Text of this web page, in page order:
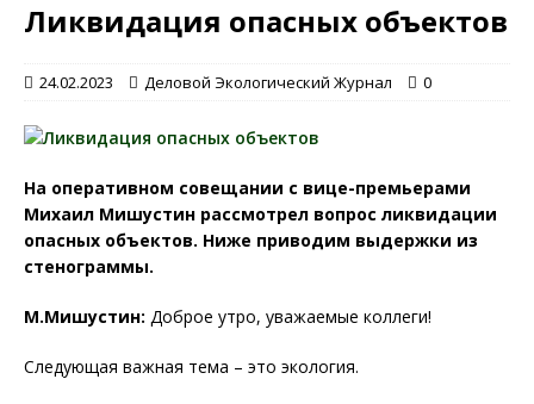
Ликвидация опасных объектов
24.02.2023 Деловой Экологический Журнал 0
На оперативном совещании с вице-премьерами
Михаил Мишустин рассмотрел вопрос ликвидации
опасных объектов. Ниже приводим выдержки из
стенограммы.
М.Мишустин: Доброе утро, уважаемые коллеги!
Следующая важная тема – это экология.